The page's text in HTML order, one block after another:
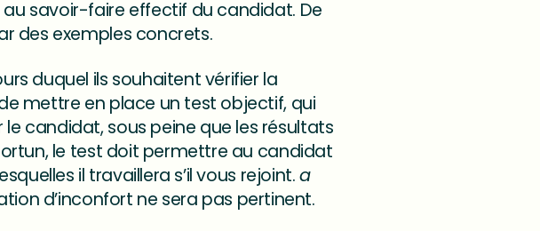
savoir-faire effectif du candidat. De
des exemples concrets.
duquel ils souhaitent vérifier la
mettre en place un test objectif, qui
candidat, sous peine que les résultats
le test doit permettre au candidat
il travaillera s’il vous rejoint.a
d’inconfort ne sera pas pertinent.